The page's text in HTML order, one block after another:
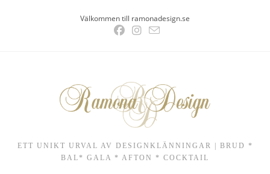
Välkommen till ramonadesign.se
ETT UNIKT URVAL AV DESIGNKLÄNNINGAR | BRUD *
BAL* GALA * AFTON * COCKTAIL